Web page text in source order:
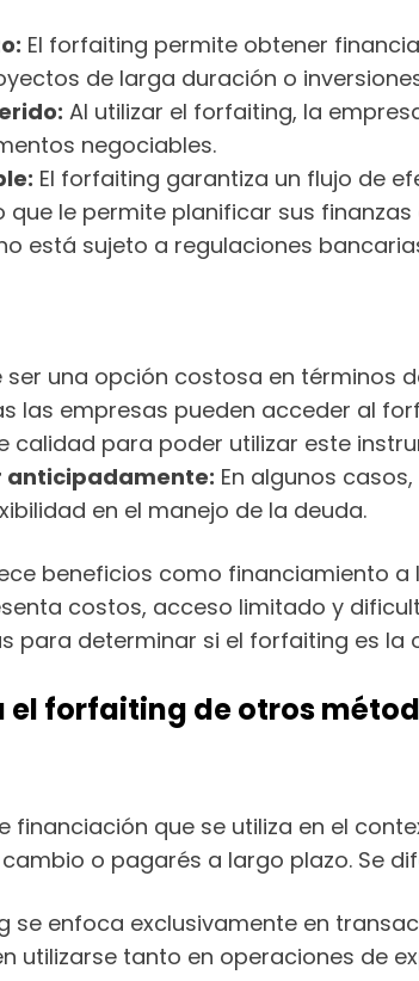
El forfaiting permite obtener
de larga duración o
Al utilizar el forfaiting, la
negociables.
El forfaiting garantiza un flujo de
le permite planificar sus
está sujeto a regulaciones
ser una opción costosa en
las empresas pueden acceder al
calidad para poder utilizar este
anticipadamente: En algunos
en el manejo de la deuda.
beneficios como financiamiento
costos, acceso limitado y
para determinar si el forfaiting es
el forfaiting de otros
financiación que se utiliza en el
o pagarés a largo plazo. Se
se enfoca exclusivamente en
utilizarse tanto en operaciones de